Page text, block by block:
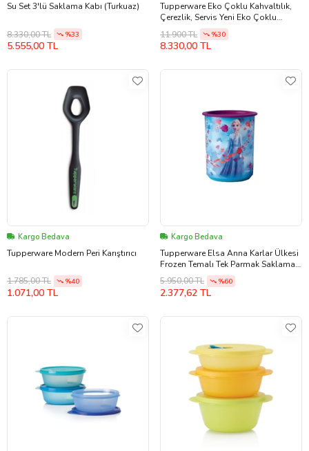
Su Set 3'lü Saklama Kabı (Turkuaz)
8.330,00 TL %33
5.555,00 TL
Tupperware Eko Çoklu Kahvaltılık,
Çerezlik, Servis Yeni Eko Çoklu
11.900 TL %30
8.330,00 TL
Kargo Bedava
Tupperware Modern Peri Karıştırıcı
1.785,00 TL %40
1.071,00 TL
Kargo Bedava
Tupperware Elsa Anna Karlar Ülkesi
Frozen Temalı Tek Parmak Saklama
Kabı
5.950,00 TL %60
2.377,62 TL